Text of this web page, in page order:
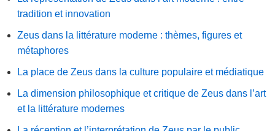
tradition et innovation
Zeus dans la littérature moderne : thèmes, figures et
métaphores
La place de Zeus dans la culture populaire et médiatique
La dimension philosophique et critique de Zeus dans l’art
et la littérature modernes